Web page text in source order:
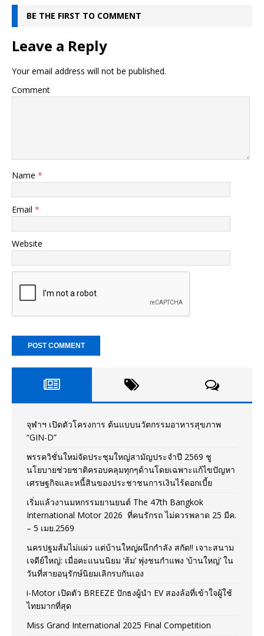
BE THE FIRST TO COMMENT
Leave a Reply
Your email address will not be published.
Comment
Name *
Email *
Website
จุฬาฯ เปิดตัวโครงการ ต้นแบบนวัตกรรมอาหารสุขภาพ
“GIN-D”
พรรควิชั่นใหม่จัดประชุมใหญ่สามัญประจำปี 2569 ชู
นโยบายช่วยชาติครอบคลุมทุกๆด้านโดยเฉพาะแก้ไขปัญหา
เศรษฐกิจและหนี้สินของประชาชนการเงินไร้ดอกเบี้ย
เริ่มแล้วงานมหกรรมยานยนต์ The 47th Bangkok
International Motor 2026 ที่คนรักรถ ไม่ควรพลาด 25 มีค.
– 5 เมย.2569
นครปฐมส้มไม่แผ่ว แต่บ้านใหญ่ผนึกกำลัง สกัด!! เจาะสนาม
เจดีย์ใหญ่: เมื่อคะแนนนิยม ‘ส้ม’ พุ่งชนกำแพง ‘บ้านใหญ่’ ใน
วันที่สายอนุรักษ์นิยมเลิกรบกันเอง
i-Motor เปิดตัว BREEZE ปักธงผู้นำ EV สองล้อที่เข้าใจผู้ใช้
ไทยมากที่สุด
Miss Grand International 2025 Final Competition